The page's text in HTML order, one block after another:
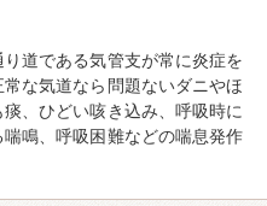
道である気管支が常に炎症を
な気道なら問題ないダニやほ
、ひどい咳き込み、呼吸時に
鳴、呼吸困難などの喘息発作